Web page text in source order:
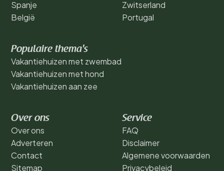
Spanje
België
Zwitserland
Portugal
Populaire thema's
Vakantiehuizen met zwembad
Vakantiehuizen met hond
Vakantiehuizen aan zee
Over ons
Over ons
Adverteren
Contact
Sitemap
Service
FAQ
Disclaimer
Algemene voorwaarden
Privacybeleid